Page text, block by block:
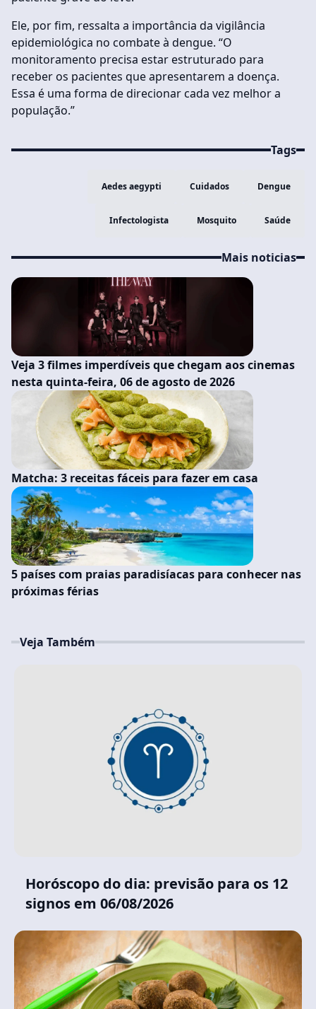
Ele, por fim, ressalta a importância da vigilância
epidemiológica no combate à dengue. “O
monitoramento precisa estar estruturado para
receber os pacientes que apresentarem a doença.
Essa é uma forma de direcionar cada vez melhor a
população.”
Tags
Aedes aegypti Cuidados Dengue
Infectologista Mosquito Saúde
Mais noticias
Veja 3 filmes imperdíveis que chegam aos cinemas
nesta quinta-feira, 06 de agosto de 2026
Matcha: 3 receitas fáceis para fazer em casa
5 países com praias paradisíacas para conhecer nas
próximas férias
Veja Também
Horóscopo do dia: previsão para os 12
signos em 06/08/2026